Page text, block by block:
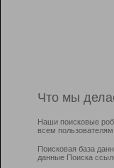
Что мы
Наши поисковые
всем пользователям.
Поисковая база
данные Поиска